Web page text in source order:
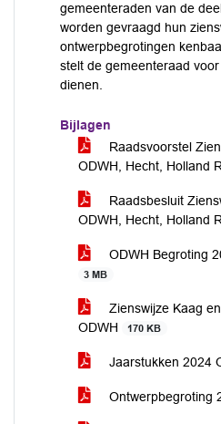
gemeenteraden van de
worden gevraagd hun
ontwerpbegrotingen
stelt de gemeenteraad
dienen.
Bijlagen
Raadsvoorstel
ODWH, Hecht, Holland
Raadsbesluit
ODWH, Hecht, Holland
ODWH Begroting
3 MB
Zienswijze Kaag
ODWH
170 KB
Jaarstukken 2024
Ontwerpbegroting